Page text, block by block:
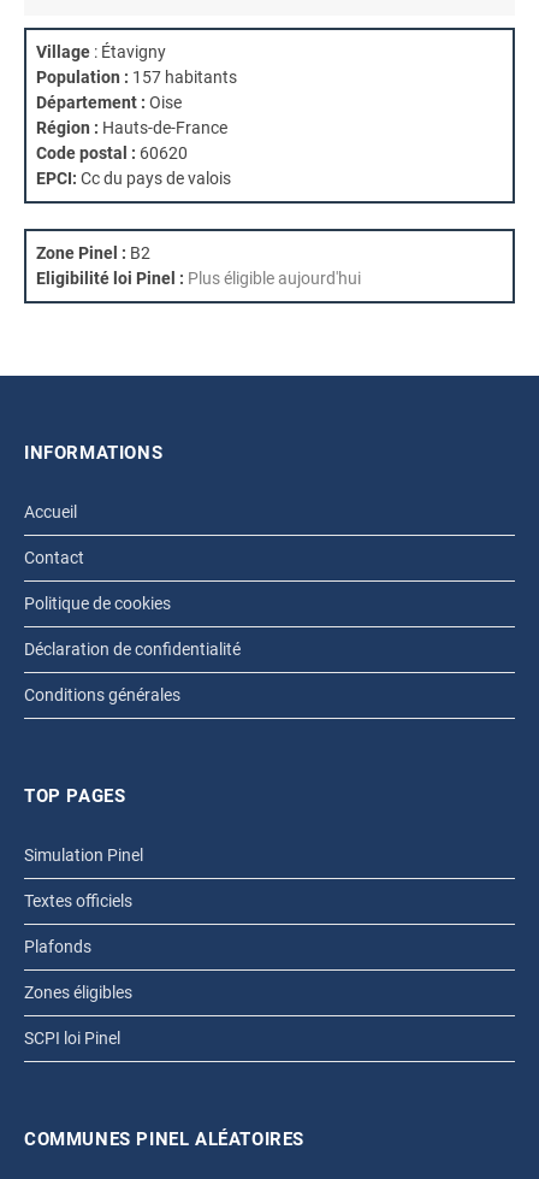
Village : Étavigny
Population : 157 habitants
Département : Oise
Région : Hauts-de-France
Code postal : 60620
EPCI: Cc du pays de valois
Zone Pinel : B2
Eligibilité loi Pinel : Plus éligible aujourd'hui
INFORMATIONS
Accueil
Contact
Politique de cookies
Déclaration de confidentialité
Conditions générales
TOP PAGES
Simulation Pinel
Textes officiels
Plafonds
Zones éligibles
SCPI loi Pinel
COMMUNES PINEL ALÉATOIRES